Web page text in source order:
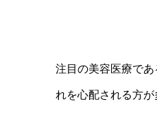
注目の美容医療で
れを心配される方が